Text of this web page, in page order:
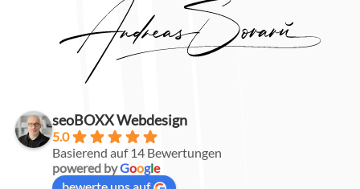
seoBOXX Webdesign
5.0
Basierend auf 14 Bewertungen
powered byGoogle
bewerte uns auf